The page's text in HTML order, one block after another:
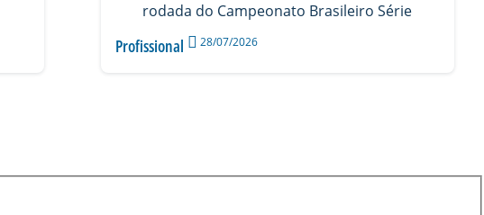
rodada do Campeonato Brasileiro Série
Profissional 28/07/2026